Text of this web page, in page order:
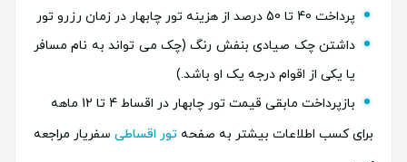
پرداخت 40 تا 50 درصد از هزینه تور چابهار در زمان رزرو تور
داشتن چک صیادی بنفش رنگ (چک می تواند به نام مسافر
یا یکی از اقوام درجه یک او باشد.)
بازپرداخت مابقی قیمت تور چابهار در اقساط 4 تا 12 ماهه
برای کسب اطلاعات بیشتر به صفحه تور اقساطی سفریار مراجعه